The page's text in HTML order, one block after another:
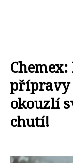
přípravy
okouzlí
chutí!